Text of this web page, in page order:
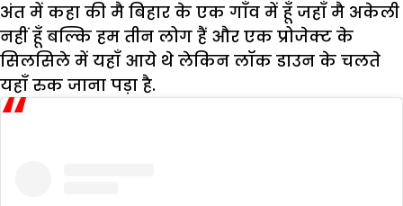
अंत में कहा की मै बिहार के एक गाँव में हूँ जहाँ मै अकेली
नहीं हूँ बल्कि हम तीन लोग हैं और एक प्रोजेक्ट के
सिलसिले में यहाँ आये थे लेकिन लॉक डाउन के चलते
यहाँ रुक जाना पड़ा है.